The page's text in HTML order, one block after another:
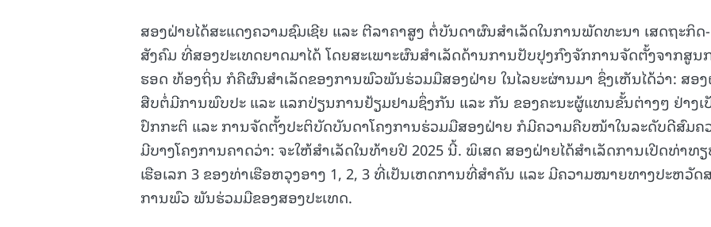
ສອງຝ່າຍໄດ້ສະແດງຄວາມຊົມເຊີຍ ແລະ ຕີລາຄາສູງ ຕໍ່ບັນດາຜົນສໍາເລັດໃນການພັດທະນາ ເສດຖະກິດ-
ສັງຄົມ ທີ່ສອງປະເທດຍາດມາໄດ້ ໂດຍສະເພາະຜົນສໍາເລັດດ້ານການປັບປຸງກົງຈັກການຈັດຕັ້ງຈາກສູນ
ຮອດ ທ້ອງຖິ່ນ ກໍຄືຜົນສໍາເລັດຂອງການພົວພັນຮ່ວມມືສອງຝ່າຍ ໃນໄລຍະຜ່ານມາ ຊຶ່ງເຫັນໄດ້ວ່າ: ສອ
ສືບຕໍ່ມີການພົບປະ ແລະ ແລກປ່ຽນການຢ້ຽມຢາມຊຶ່ງກັນ ແລະ ກັນ ຂອງຄະນະຜູ້ແທນຂັ້ນຕ່າງໆ ຢ່າງເ
ປົກກະຕິ ແລະ ການຈັດຕັ້ງປະຕິບັດບັນດາໂຄງການຮ່ວມມືສອງຝ່າຍ ກໍມີຄວາມຄືບໜ້າໃນລະດັບດີສົມຄ
ມີບາງໂຄງການຄາດວ່າ: ຈະໃຫ້ສໍາເລັດໃນທ້າຍປີ 2025 ນີ້. ພິເສດ ສອງຝ່າຍໄດ້ສໍາເລັດການເປີດທ່າທ
ເຮືອເລກ 3 ຂອງທ່າເຮືອຫວຸງອາງ 1, 2, 3 ທີ່ເປັນເຫດການທີ່ສໍາຄັນ ແລະ ມີຄວາມໝາຍທາງປະຫວັດ
ການພົວ ພັນຮ່ວມມືຂອງສອງປະເທດ.